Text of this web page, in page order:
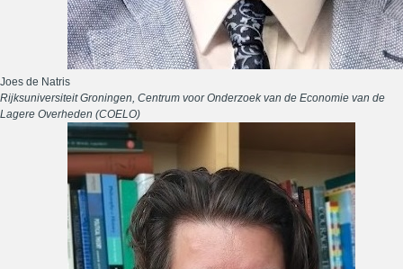
Joes de Natris
Rijksuniversiteit Groningen, Centrum voor Onderzoek van de Economie van de
Lagere Overheden (COELO)